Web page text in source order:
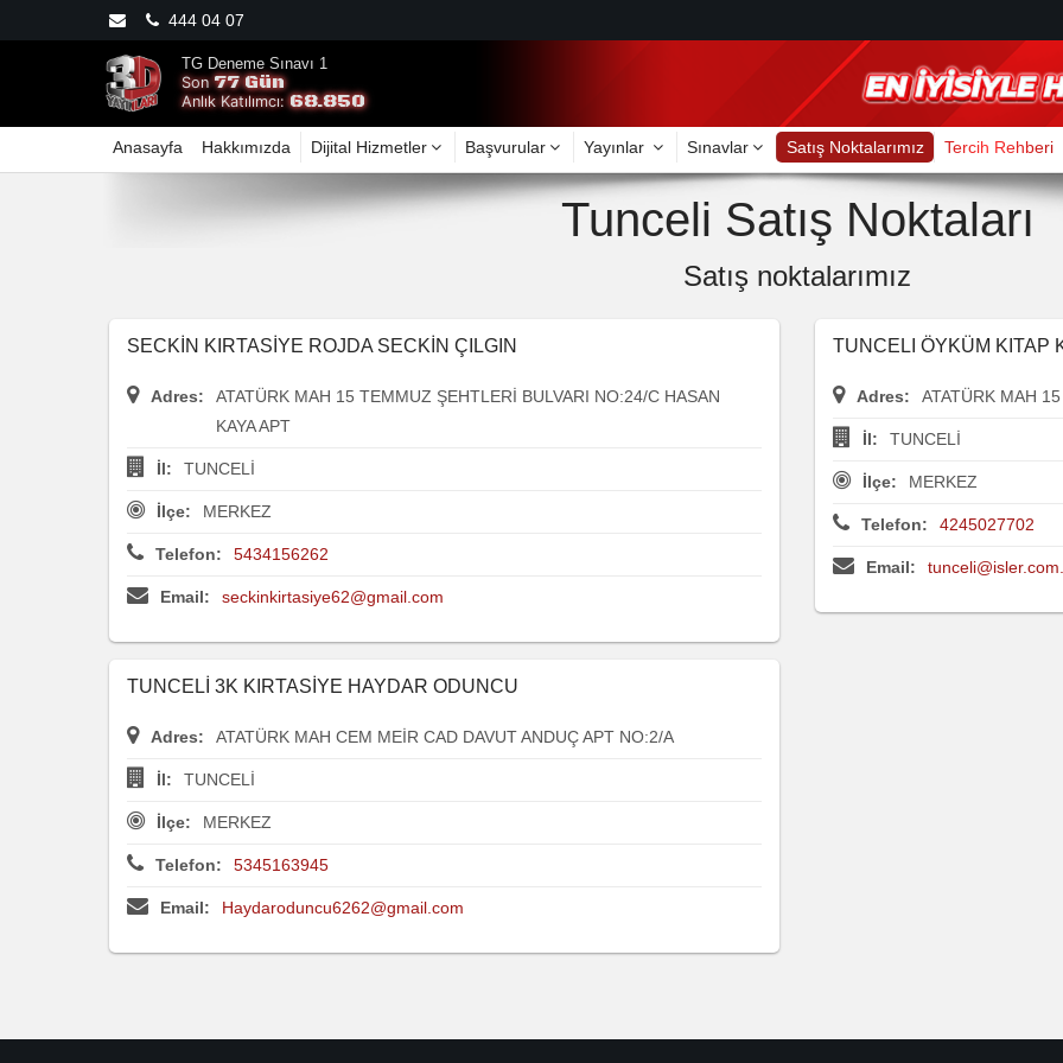
444 04 07
TG Deneme Sınavı 1
Son77 Gün
Anlık Katılımcı:68.850
Anasayfa Hakkımızda Dijital Hizmetler Başvurular Yayınlar Sınavlar Satış Noktalarımız Tercih Rehberi
Tunceli Satış Noktaları
Satış noktalarımız
SECKİN KIRTASİYE ROJDA SECKİN ÇILGIN
Adres:
ATATÜRK MAH 15 TEMMUZ ŞEHTLERİ BULVARI NO:24/C HASAN
KAYA APT
İl: TUNCELİ
İlçe: MERKEZ
Telefon: 5434156262
Email: seckinkirtasiye62@gmail.com
TUNCELI ÖYKÜM KITAP
Adres: ATATÜRK MAH
İl: TUNCELİ
İlçe: MERKEZ
Telefon: 4245027702
Email:
TUNCELİ 3K KIRTASİYE HAYDAR ODUNCU
Adres: ATATÜRK MAH CEM MEİR CAD DAVUT ANDUÇ APT NO:2/A
İl: TUNCELİ
İlçe: MERKEZ
Telefon: 5345163945
Email: Haydaroduncu6262@gmail.com